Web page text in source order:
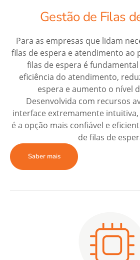
Gestão de Filas
Para as empresas que lidam
filas de espera e atendimento ao
filas de espera é
eficiência do atendimento,
espera e aumento o nível
Desenvolvida com recursos
interface extremamente intuitiva,
é a opção mais confiável e
de filas de
Saber mais